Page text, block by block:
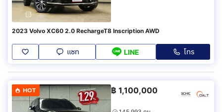
2023 Volvo XC60 2.0 RechargeT8 Inscription AWD
แชท LINE โทร
HOT ฿ 1,100,000